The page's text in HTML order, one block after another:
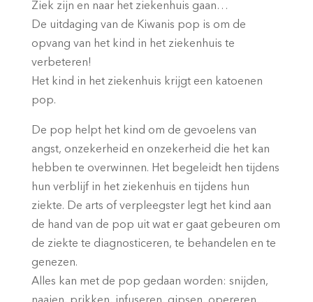
Ziek zijn en naar het ziekenhuis gaan…
De uitdaging van de Kiwanis pop is om de
opvang van het kind in het ziekenhuis te
verbeteren!
Het kind in het ziekenhuis krijgt een katoenen
pop.
De pop helpt het kind om de gevoelens van
angst, onzekerheid en onzekerheid die het kan
hebben te overwinnen. Het begeleidt hen tijdens
hun verblijf in het ziekenhuis en tijdens hun
ziekte. De arts of verpleegster legt het kind aan
de hand van de pop uit wat er gaat gebeuren om
de ziekte te diagnosticeren, te behandelen en te
genezen.
Alles kan met de pop gedaan worden: snijden,